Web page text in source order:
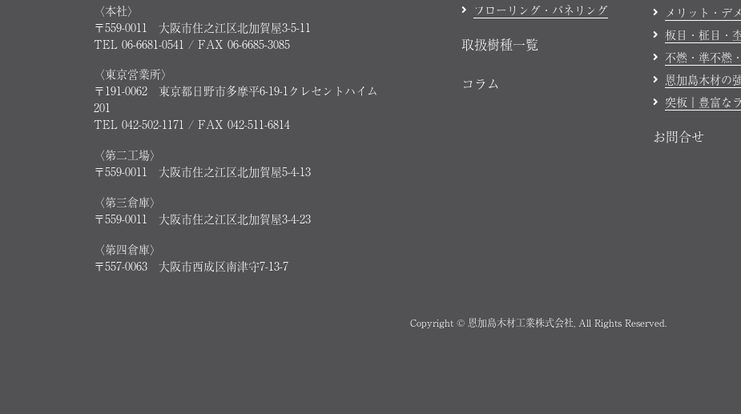
〈本社〉
〒559-0011 大阪市住之江区北加賀屋3-5-11
TEL 06-6681-0541 / FAX 06-6685-3085
〈東京営業所〉
〒191-0062 東京都日野市多摩平6-19-1クレセントハイム
201
TEL 042-502-1171 / FAX 042-511-6814
〈第二工場〉
〒559-0011 大阪市住之江区北加賀屋5-4-13
〈第三倉庫〉
〒559-0011 大阪市住之江区北加賀屋3-4-23
〈第四倉庫〉
〒557-0063 大阪市西成区南津守7-13-7
フローリング・パネリング
取扱樹種一覧
コラム
メリット・デ
板目・柾目・
不燃・準不燃
恩加島木材の
突板｜豊富な
お問合せ
Copyright © 恩加島木材工業株式会社, All Rights Reserved.